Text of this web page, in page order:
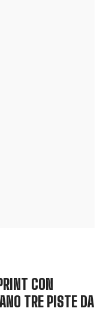
CON
TRE PISTE DA